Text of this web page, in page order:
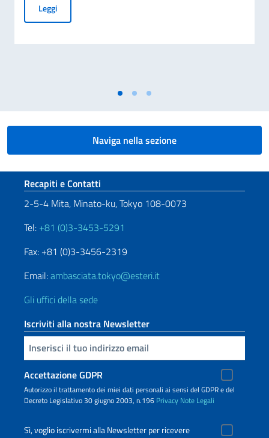
LeggiTOKYO, IN AMBASCIATA UNA DELEGAZIONE DELLA DIETA
Naviga nella sezione
Sezione footer
Recapiti e Contatti
2-5-4 Mita, Minato-ku, Tokyo 108-0073
Tel: +81 (0)3-3453-5291
Fax: +81 (0)3-3456-2319
Email:ambasciata.tokyo@esteri.it
Gli uffici della sede
Iscriviti alla nostra Newsletter
Inserisci la tua email
Accettazione GDPR
Autorizzo il trattamento dei miei dati personali ai sensi del GDPR e del
Decreto Legislativo 30 giugno 2003, n.196 Privacy Note Legali
Sì, voglio iscrivermi alla Newsletter per ricevere